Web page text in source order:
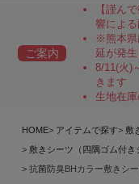
ご案内
【謹ん
響によ
※熊本県
延が発
8/11(火)
きます
生地在
HOME アイテムで探す
敷
敷きシーツ（四隅ゴム付き
抗菌防臭BHカラー敷きシ